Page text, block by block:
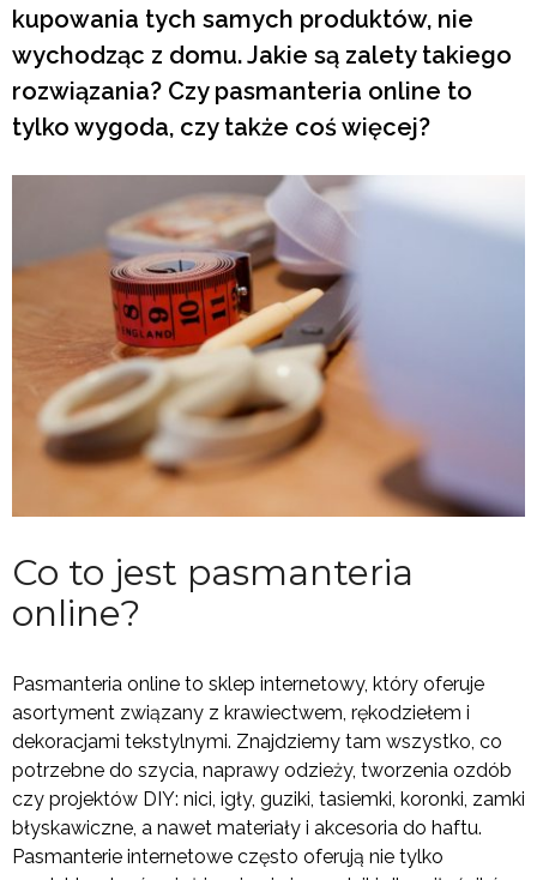
kupowania tych samych produktów, nie
wychodząc z domu. Jakie są zalety takiego
rozwiązania? Czy pasmanteria online to
tylko wygoda, czy także coś więcej?
Co to jest pasmanteria
online?
Pasmanteria online to sklep internetowy, który oferuje
asortyment związany z krawiectwem, rękodziełem i
dekoracjami tekstylnymi. Znajdziemy tam wszystko, co
potrzebne do szycia, naprawy odzieży, tworzenia ozdób
czy projektów DIY: nici, igły, guziki, tasiemki, koronki, zamki
błyskawiczne, a nawet materiały i akcesoria do haftu.
Pasmanterie internetowe często oferują nie tylko